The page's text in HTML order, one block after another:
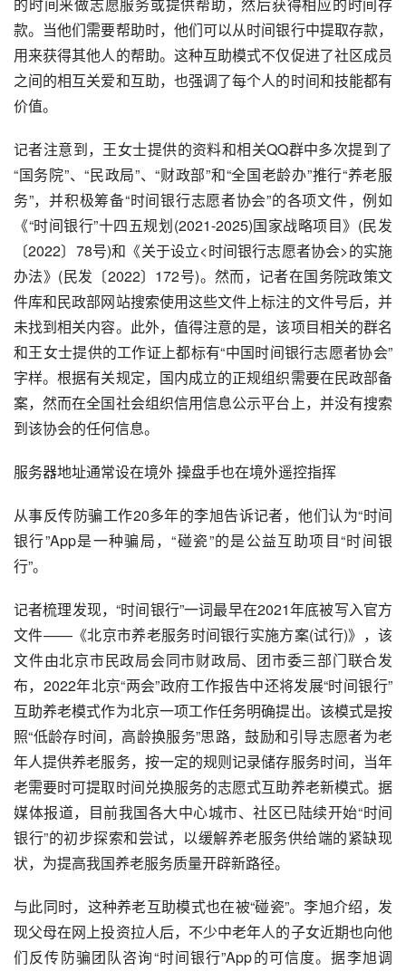
款。当他们需要帮助时，他们可以从时间银行中提取存款，
用来获得其他人的帮助。这种互助模式不仅促进了社区成员
之间的相互关爱和互助，也强调了每个人的时间和技能都有
价值。
记者注意到，王女士提供的资料和相关QQ群中多次提到了
“国务院”、“民政局”、“财政部”和“全国老龄办”推行“养老服
务”，并积极筹备“时间银行志愿者协会”的各项文件，例如
《“时间银行”十四五规划(2021-2025)国家战略项目》(民发
〔2022〕78号)和《关于设立<时间银行志愿者协会>的实施
办法》(民发〔2022〕172号)。然而，记者在国务院政策文
件库和民政部网站搜索使用这些文件上标注的文件号后，并
未找到相关内容。此外，值得注意的是，该项目相关的群名
和王女士提供的工作证上都标有“中国时间银行志愿者协会”
字样。根据有关规定，国内成立的正规组织需要在民政部备
案，然而在全国社会组织信用信息公示平台上，并没有搜索
到该协会的任何信息。
服务器地址通常设在境外 操盘手也在境外遥控指挥
从事反传防骗工作20多年的李旭告诉记者，他们认为“时间
银行”App是一种骗局，“碰瓷”的是公益互助项目“时间银
行”。
记者梳理发现，“时间银行”一词最早在2021年底被写入官方
文件——《北京市养老服务时间银行实施方案(试行)》，该
文件由北京市民政局会同市财政局、团市委三部门联合发
布，2022年北京“两会”政府工作报告中还将发展“时间银行”
互助养老模式作为北京一项工作任务明确提出。该模式是按
照“低龄存时间，高龄换服务”思路，鼓励和引导志愿者为老
年人提供养老服务，按一定的规则记录储存服务时间，当年
老需要时可提取时间兑换服务的志愿式互助养老新模式。据
媒体报道，目前我国各大中心城市、社区已陆续开始“时间
银行”的初步探索和尝试，以缓解养老服务供给端的紧缺现
状，为提高我国养老服务质量开辟新路径。
与此同时，这种养老互助模式也在被“碰瓷”。李旭介绍，发
现父母在网上投资拉人后，不少中老年人的子女近期也向他
们反传防骗团队咨询“时间银行”App的可信度。据李旭调